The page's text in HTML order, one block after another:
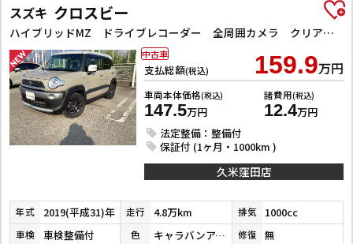
スズキ クロスビー
ハイブリッドMZ ドライブレコーダー 全周囲カメラ クリアランスソナー オートクルーズコントロール 衝突被害軽減システム ナビ TV LEDヘッドランプ アルミホイール スマートキー 電動格納ミラー シートヒーター
支払総額(税込) 159.9万円
車両本体価格(税込)
147.5万円
諸費用(税込)
12.4万円
法定整備：整備付
保証付 (1ヶ月・1000km )
中古車
久米窪田店
年式 2019(平成31)年 走行 4.8万km 排気 1000cc
車検 車検整備付 色 キャラバンアイボリーパールメタリック／ピュアホワイトパール 修復 無